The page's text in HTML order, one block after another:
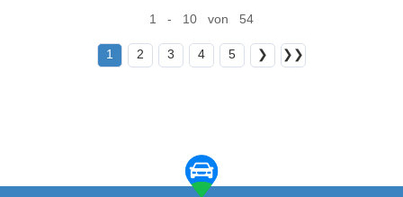
1 - 10 von 54
1 2 3 4 5 ❯ ❯❯